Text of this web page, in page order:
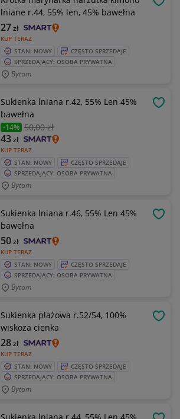
lniane r.44, 55% len, 45% bawełna
KUP TERAZ
27zł
STAN: NOWY
CZĘSTO SPRZEDAJE
SPRZEDAJĄCY: OSOBA PRYWATNA
Bytom
Sukienka lniana r.42, 55% Len 45%
bawełna
-14% 50,00 zł
KUP TERAZ
43zł
STAN: NOWY
CZĘSTO SPRZEDAJE
SPRZEDAJĄCY: OSOBA PRYWATNA
Bytom
Sukienka lniana r.46, 55% Len 45%
bawełna
KUP TERAZ
50zł
STAN: NOWY
CZĘSTO SPRZEDAJE
SPRZEDAJĄCY: OSOBA PRYWATNA
Bytom
Sukienka plażowa r.52/54, 100%
wiskoza cienka
KUP TERAZ
28zł
STAN: NOWY
CZĘSTO SPRZEDAJE
SPRZEDAJĄCY: OSOBA PRYWATNA
Bytom